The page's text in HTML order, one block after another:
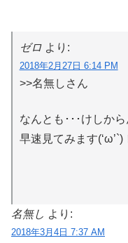
ゼロ より:
2018年2月27日 6:14 PM
>>名無しさん
なんとも･･･けしから
早速見てみます(‘ω’`)
名無し より:
2018年3月4日 7:37 AM